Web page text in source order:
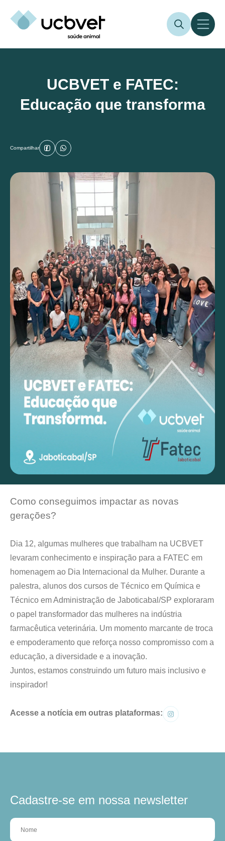
UCBVET e FATEC:
Educação que transforma
Compartilhar
Como conseguimos impactar as novas
gerações?
Dia 12, algumas mulheres que trabalham na UCBVET
levaram conhecimento e inspiração para a FATEC em
homenagem ao Dia Internacional da Mulher. Durante a
palestra, alunos dos cursos de Técnico em Química e
Técnico em Administração de Jaboticabal/SP exploraram
o papel transformador das mulheres na indústria
farmacêutica veterinária. Um momento marcante de troca
e empoderamento que reforça nosso compromisso com a
educação, a diversidade e a inovação.
Juntos, estamos construindo um futuro mais inclusivo e
inspirador!
Acesse a notícia em outras plataformas:
Cadastre-se em nossa newsletter